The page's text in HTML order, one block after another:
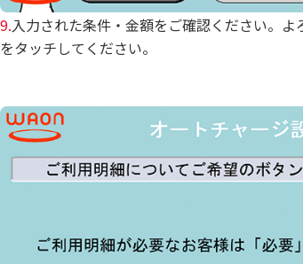
9.入力された条件・金額をご確認ください。
をタッチしてください。